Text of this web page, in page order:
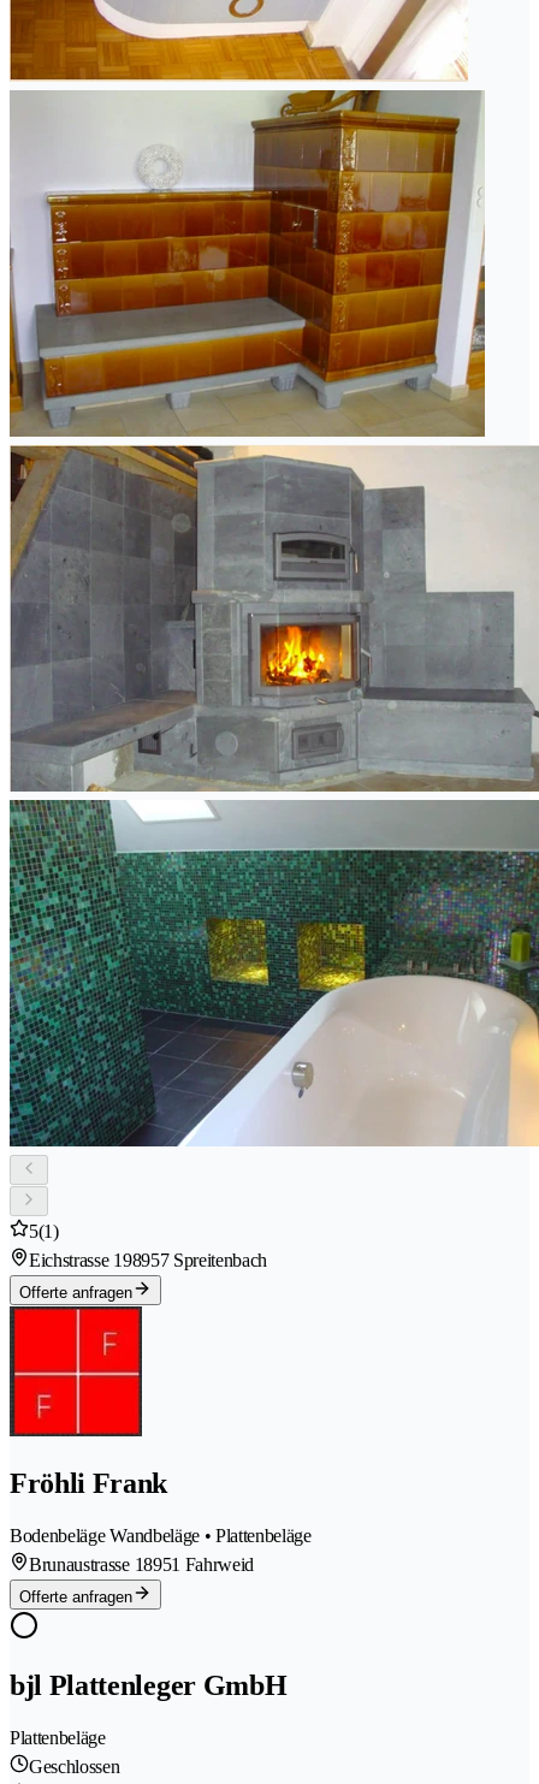
5(1)
Eichstrasse 198957 Spreitenbach
Offerte anfragen
Fröhli Frank
Bodenbeläge Wandbeläge • Plattenbeläge
Brunaustrasse 18951 Fahrweid
Offerte anfragen
bjl Plattenleger GmbH
Plattenbeläge
Geschlossen